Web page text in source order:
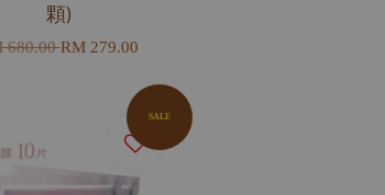
顆)
680.00RM 279.00
SALE